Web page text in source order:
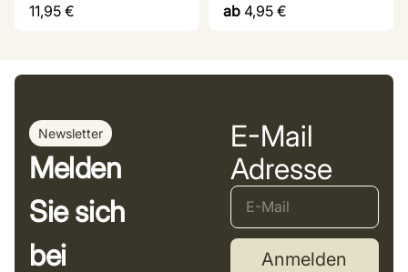
11,95 € ab 4,95 €
Newsletter
Melden
Sie sich
bei
E-Mail
Adresse
Anmelden